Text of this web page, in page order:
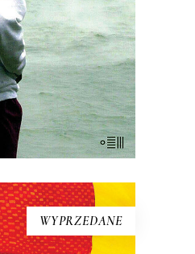
leżały martwe w
jak dwa tysiące
i dzieci. Nie było
[…]
WYPRZEDANE